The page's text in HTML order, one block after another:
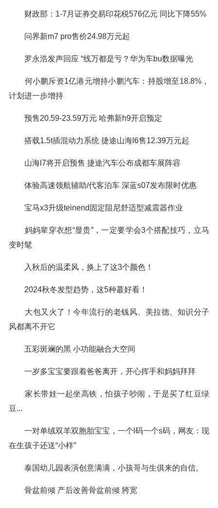
财政部：1-7月证券交易印花税576亿元 同比下降55%
问界新m7 pro售价24.98万元起
罗永浩发声回应 “线万都是亏？华为车bu数据曝光
何小鹏斥资1亿港元增持小鹏汽车：持股增至18.8%，
计划进一步增持
预售20.59-23.59万元 哈弗新h9开启预定
搭载1.5t插混动力系统 捷途山海l6售12.39万元起
山海l7将开启预售 捷途汽车公布成都车展阵容
体验高速领航辅助/代客泊车 深蓝s07发布限时优惠
宝马x3升级teinend固定阻尼舒适型减震器作业
妈妈辈穿衣想“显贵”，一定要学会3个搭配技巧，立马
变时髦
入秋后的温柔风，换上了这3个颜色！
2024秋冬发型趋势，这5种蕞好看！
大包又火了！今年流行的老钱风、美拉德、知识分子
风都离不开它
五彩斑斓的黑 小功能融合大空间
一岁多宝宝要跟着爸爸离开，开心挥手和妈妈拜拜
家长带娃一起坐高铁，怕孩子吵闹，于是买了红豆绿
豆...
一对单绒双羊双胞胎宝宝，一个l码一个s码，网友：现
在生孩子还送“小样”
泰国幼儿园表演创意满满，小孩哥与生俱来的自信。
骨盆前倾 产后改善骨盆前倾 胯宽